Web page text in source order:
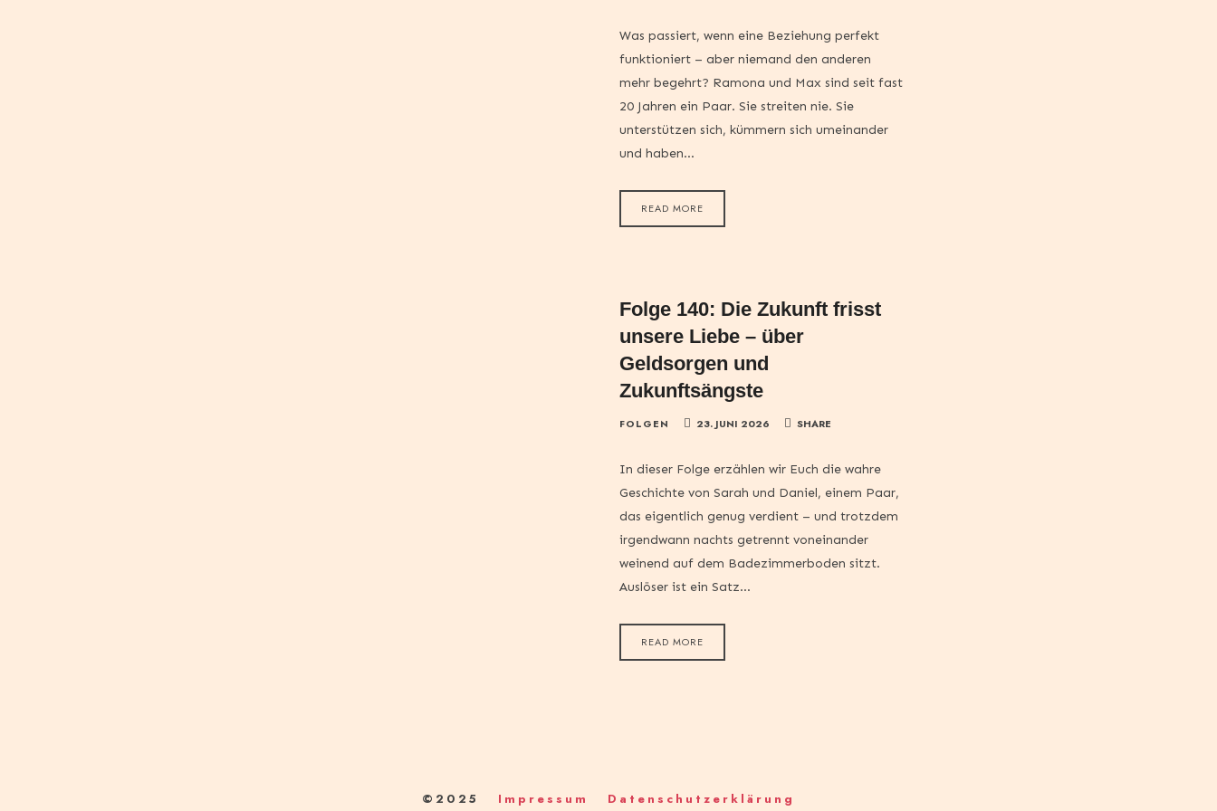
Was passiert, wenn eine Beziehung perfekt
funktioniert – aber niemand den anderen
mehr begehrt? Ramona und Max sind seit fast
20 Jahren ein Paar. Sie streiten nie. Sie
unterstützen sich, kümmern sich umeinander
und haben…
READ MORE
Folge 140: Die Zukunft frisst
unsere Liebe – über
Geldsorgen und
Zukunftsängste
FOLGEN 23. JUNI 2026 SHARE
In dieser Folge erzählen wir Euch die wahre
Geschichte von Sarah und Daniel, einem Paar,
das eigentlich genug verdient – und trotzdem
irgendwann nachts getrennt voneinander
weinend auf dem Badezimmerboden sitzt.
Auslöser ist ein Satz…
READ MORE
©2025 Impressum Datenschutzerklärung